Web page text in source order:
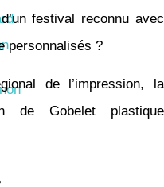
festival reconnu avec
personnalisés ?
de l’impression, la
de Gobelet plastique